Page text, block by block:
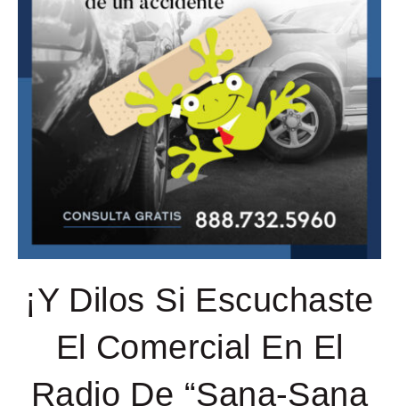
¡Y Dilos Si Escuchaste
El Comercial En El
Radio De “Sana-Sana